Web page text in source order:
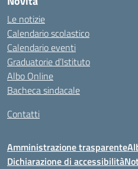
Le notizie
Calendario scolastico
Calendario eventi
Graduatorie d’Istituto
Albo Online
Bacheca sindacale
Contatti
Amministrazione trasparente
Dichiarazione di accessibilità